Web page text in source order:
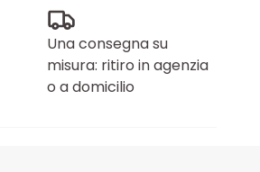
Una consegna su
misura: ritiro in agenzia
o a domicilio